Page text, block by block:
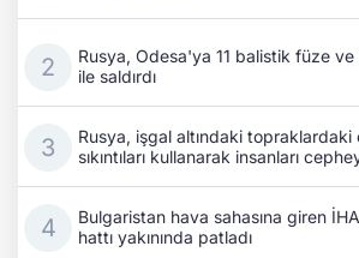
Rusya, Odesa'ya 11 balistik füze ve
ile saldırdı
Rusya, işgal altındaki topraklardaki
sıkıntıları kullanarak insanları
Bulgaristan hava sahasına giren
hattı yakınında patladı